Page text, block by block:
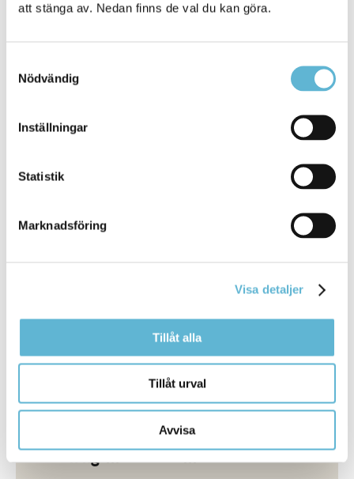
att stänga av. Nedan finns de val du kan göra.
Nödvändig
Inställningar
Statistik
Marknadsföring
Visa detaljer
Tillåt alla
Tillåt urval
Avvisa
Nyhet
lerlagrets södra vägg, på fabriksparkeringen vid Stig
Sunnes väg. Kvällens event startar klockan 21.00
Välkommen på vandring med Skåneleden
18 October 2018
För att fira att Skåneleden fyller 40 år anordnar
Östafors, en lätt sträcka påstigaroch spångad led
genom natur rik på skog och vatten
Bromölla Kommun